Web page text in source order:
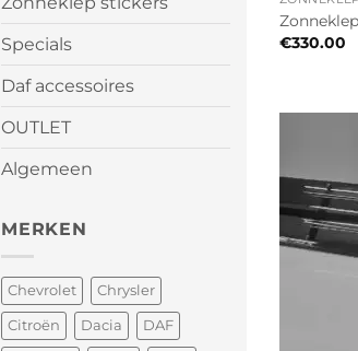
Specials
Daf accessoires
OUTLET
Algemeen
MERKEN
Chevrolet Chrysler
Citroën Dacia DAF
€330.00